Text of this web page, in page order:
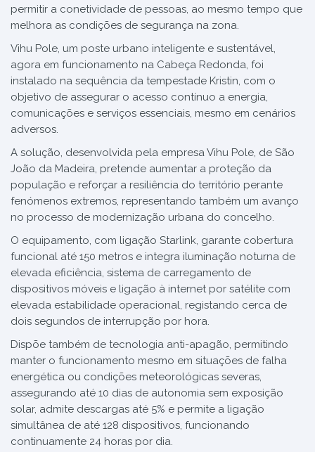
permitir a conetividade de pessoas, ao mesmo tempo que
melhora as condições de segurança na zona.
Vihu Pole, um poste urbano inteligente e sustentável,
agora em funcionamento na Cabeça Redonda, foi
instalado na sequência da tempestade Kristin, com o
objetivo de assegurar o acesso contínuo a energia,
comunicações e serviços essenciais, mesmo em cenários
adversos.
A solução, desenvolvida pela empresa Vihu Pole, de São
João da Madeira, pretende aumentar a proteção da
população e reforçar a resiliência do território perante
fenómenos extremos, representando também um avanço
no processo de modernização urbana do concelho.
O equipamento, com ligação Starlink, garante cobertura
funcional até 150 metros e integra iluminação noturna de
elevada eficiência, sistema de carregamento de
dispositivos móveis e ligação à internet por satélite com
elevada estabilidade operacional, registando cerca de
dois segundos de interrupção por hora.
Dispõe também de tecnologia anti-apagão, permitindo
manter o funcionamento mesmo em situações de falha
energética ou condições meteorológicas severas,
assegurando até 10 dias de autonomia sem exposição
solar, admite descargas até 5% e permite a ligação
simultânea de até 128 dispositivos, funcionando
continuamente 24 horas por dia.